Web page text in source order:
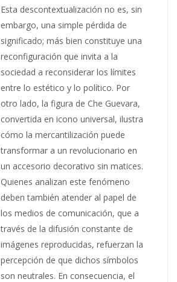
Esta descontextualización no es, sin
embargo, una simple pérdida de
significado; más bien constituye una
reconfiguración que invita a la
sociedad a reconsiderar los límites
entre lo estético y lo político. Por
otro lado, la figura de Che Guevara,
convertida en icono universal, ilustra
cómo la mercantilización puede
transformar a un revolucionario en
un accesorio decorativo sin matices.
Quienes analizan este fenómeno
deben también atender al papel de
los medios de comunicación, que a
través de la difusión constante de
imágenes reproducidas, refuerzan la
percepción de que dichos símbolos
son neutrales. En consecuencia, el